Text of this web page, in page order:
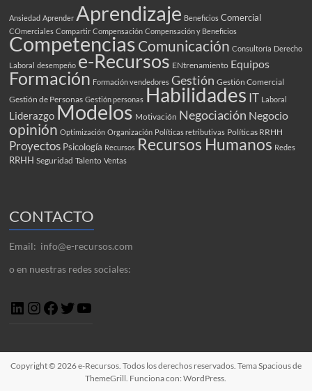
Ansiedad Aprender Aprendizaje Beneficios Comercial
COmerciales Compartir Compensación Compensación y Beneficios
Competencias Comunicación Consultoría Derecho
Laboral desempeño e-Recursos ENtrenamiento Equipos
Formación Formación vendedores Gestión Gestión Comercial
Gestión de Personas Gestión personas Habilidades IT Laboral
Liderazgo Modelos Motivación Negociación Negocio
opinión Optimización Organización Políticas retributivas Políticas RRHH
Proyectos Psicología Recursos Recursos Humanos Redes
RRHH Seguridad Talento Ventas
CONTACTO
Email: info@e-recursos.com
o en nuestras redes sociales:
Copyright © 2026e-Recursos. Todos los derechos reservados. TemaSpaciousde
ThemeGrill. Funciona con:WordPress